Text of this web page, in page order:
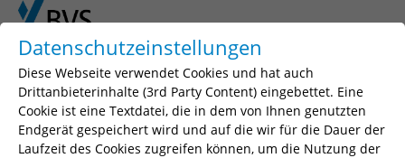
Skip to main content
Skip to page footer
1. Platz beim delina Award
2026
Datenschutzeinstellungen
Diese Webseite verwendet Cookies und hat auch
Drittanbieterinhalte (3rd Party Content) eingebettet. Eine
Cookie ist eine Textdatei, die in dem von Ihnen genutzten
Endgerät gespeichert wird und auf die wir für die Dauer der
Laufzeit des Cookies zugreifen können, um die Nutzung der